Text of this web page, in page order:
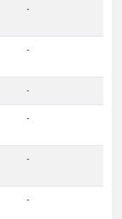
-
-
-
-
-
-